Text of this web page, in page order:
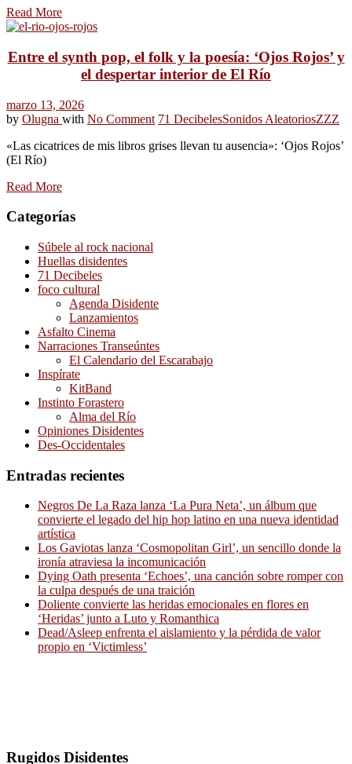
Read More
Entre el synth pop, el folk y la poesía: ‘Ojos Rojos’ y
el despertar interior de El Río
marzo 13, 2026
by Olugna with No Comment 71 DecibelesSonidos AleatoriosZZZ
«Las cicatrices de mis libros grises llevan tu ausencia»: ‘Ojos Rojos’
(El Río)
Read More
Categorías
Súbele al rock nacional
Huellas disidentes
71 Decibeles
foco cultural
Agenda Disidente
Lanzamientos
Asfalto Cinema
Narraciones Transeúntes
El Calendario del Escarabajo
Inspírate
KitBand
Instinto Forastero
Alma del Río
Opiniones Disidentes
Des-Occidentales
Entradas recientes
Negros De La Raza lanza ‘La Pura Neta’, un álbum que
convierte el legado del hip hop latino en una nueva identidad
artística
Los Gaviotas lanza ‘Cosmopolitan Girl’, un sencillo donde la
ironía atraviesa la incomunicación
Dying Oath presenta ‘Echoes’, una canción sobre romper con
la culpa después de una traición
Doliente convierte las heridas emocionales en flores en
‘Heridas’ junto a Luto y Romanthica
Dead/Asleep enfrenta el aislamiento y la pérdida de valor
propio en ‘Victimless’
Rugidos Disidentes